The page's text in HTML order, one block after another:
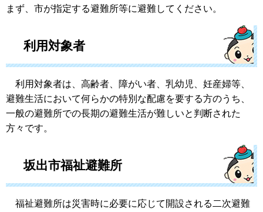
まず、市が指定する避難所等に避難してください。
利用対象者
利用対象者は、高齢者、障がい者、乳幼児、妊産婦等、
避難生活において何らかの特別な配慮を要する方のうち、
一般の避難所での長期の避難生活が難しいと判断された
方々です。
坂出市福祉避難所
福祉避難所は災害時に必要に応じて開設される二次避難